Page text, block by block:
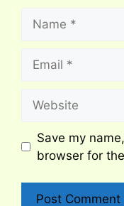
Save my
browser for